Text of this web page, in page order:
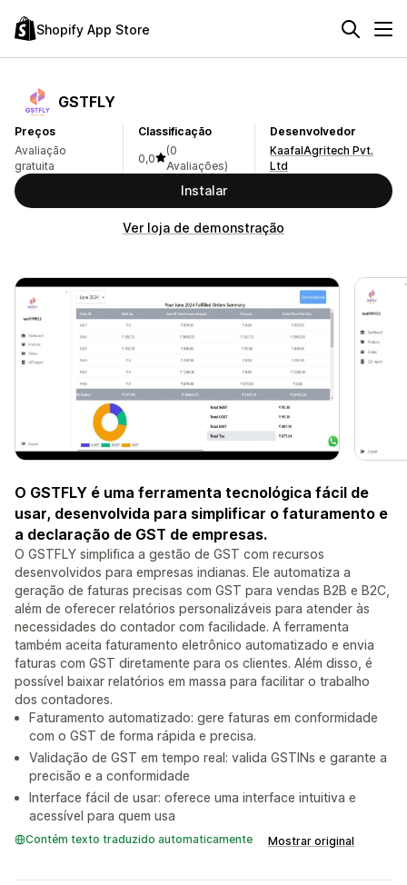
Shopify App Store
GSTFLY
Preços
Avaliação
gratuita
Classificação
0,0
(0
Avaliações)
Desenvolvedor
KaafalAgritech Pvt.
Ltd
Instalar
Ver loja de demonstração
O GSTFLY é uma ferramenta tecnológica fácil de
usar, desenvolvida para simplificar o faturamento e
a declaração de GST de empresas.
O GSTFLY simplifica a gestão de GST com recursos
desenvolvidos para empresas indianas. Ele automatiza a
geração de faturas precisas com GST para vendas B2B e B2C,
além de oferecer relatórios personalizáveis para atender às
necessidades do contador com facilidade. A ferramenta
também aceita faturamento eletrônico automatizado e envia
faturas com GST diretamente para os clientes. Além disso, é
possível baixar relatórios em massa para facilitar o trabalho
dos contadores.
Faturamento automatizado: gere faturas em conformidade
com o GST de forma rápida e precisa.
Validação de GST em tempo real: valida GSTINs e garante a
precisão e a conformidade
Interface fácil de usar: oferece uma interface intuitiva e
acessível para quem usa
Contém texto traduzido automaticamente Mostrar original